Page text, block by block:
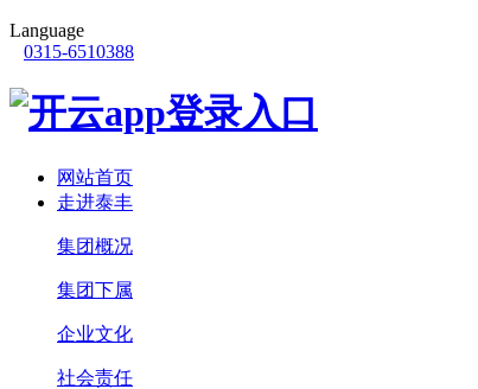
Language
0315-6510388
网站首页
走进泰丰
集团概况
集团下属
企业文化
社会责任